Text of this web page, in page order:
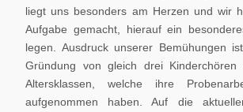
liegt uns besonders am Herzen und wir
Aufgabe gemacht, hierauf ein
legen. Ausdruck unserer Bemühungen
Gründung von gleich drei Kinderchören
Altersklassen, welche ihre
aufgenommen haben. Auf die